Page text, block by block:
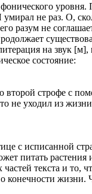
не раз. О,
разум не
на звук [м],
состояние:
второй строфе с
уходил из
с исписанной
питать
текста и то,
жизни.